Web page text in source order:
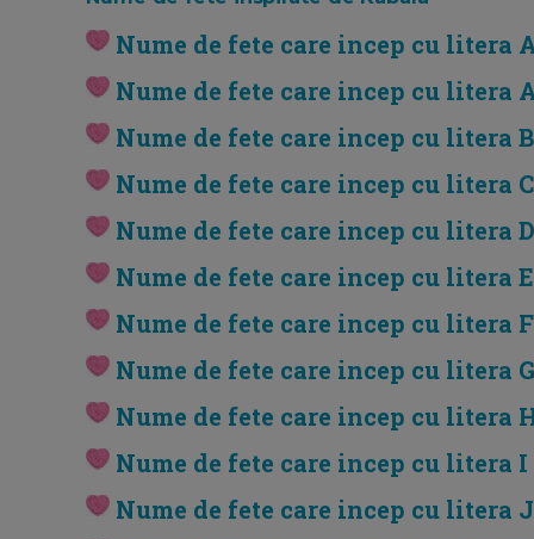
Nume de fete care incep cu litera
Nume de fete care incep cu litera
Nume de fete care incep cu litera B
Nume de fete care incep cu litera C
Nume de fete care incep cu litera D
Nume de fete care incep cu litera E
Nume de fete care incep cu litera F
Nume de fete care incep cu litera G
Nume de fete care incep cu litera
Nume de fete care incep cu litera I
Nume de fete care incep cu litera J